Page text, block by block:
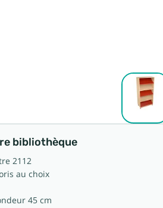
bibliothèque
2112
au choix
45 cm